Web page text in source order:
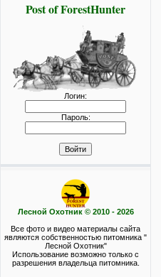
Post of ForestHunter
Логин:
Пароль:
Лесной Охотник © 2010 - 2026
Все фото и видео материалы сайта
являются собственностью питомника "
Лесной Охотник"
Использование возможно только с
разрешения владельца питомника.